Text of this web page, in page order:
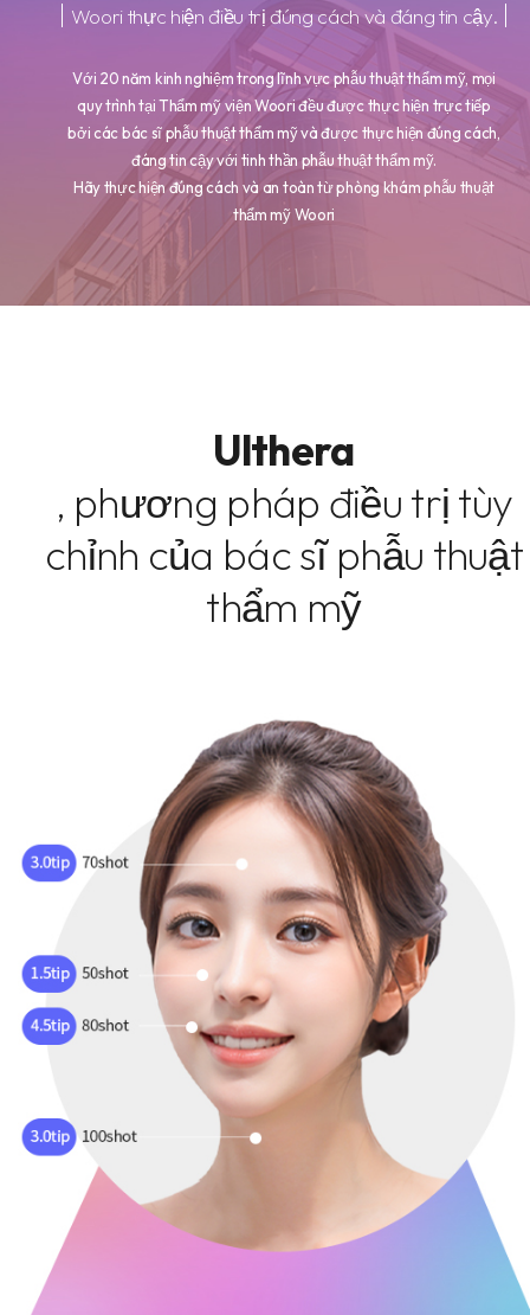
Woori thực hiện điều trị đúng cách và đáng tin cậy.
Với 20 năm kinh nghiệm trong lĩnh vực phẫu thuật thẩm mỹ, mọi
quy trình tại Thẩm mỹ viện Woori đều được thực hiện trực tiếp
bởi các bác sĩ phẫu thuật thẩm mỹ và được thực hiện đúng cách,
đáng tin cậy với tinh thần phẫu thuật thẩm mỹ.
Hãy thực hiện đúng cách và an toàn từ phòng khám phẫu thuật
thẩm mỹ Woori
Ulthera
, phương pháp điều trị tùy
chỉnh của bác sĩ phẫu thuật
thẩm mỹ